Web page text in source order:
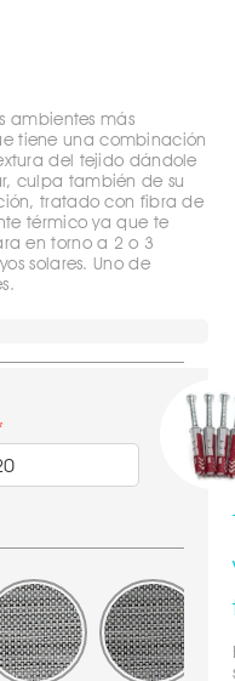
ambientes más
tiene una combinación
del tejido dándole
culpa también de su
tratado con fibra de
térmico ya que te
en torno a 2 o 3
solares. Uno de